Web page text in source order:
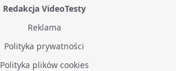
Redakcja VideoTesty
Reklama
Polityka prywatności
Polityka plików cookies